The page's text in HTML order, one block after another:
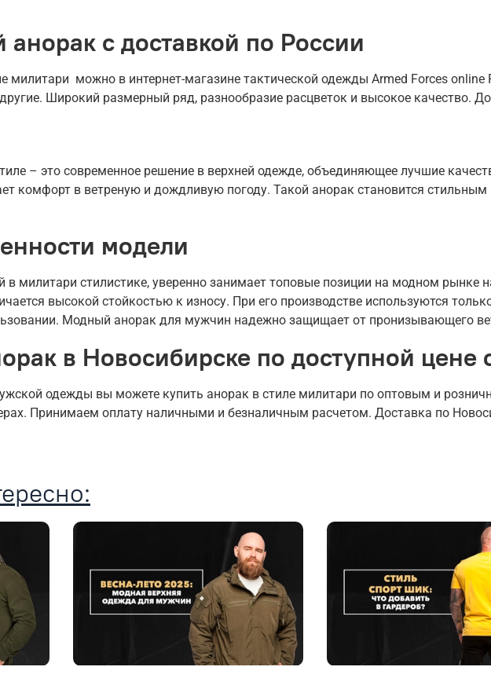
с доставкой по России
милитари можно в интернет-магазине тактической одежды Armed Forces
Широкий размерный ряд, разнообразие расцветок и высокое качество.
– это современное решение в верхней одежде, объединяющее лучшие
комфорт в ветреную и дождливую погоду. Такой анорак становится
модели
милитари стилистике, уверенно занимает топовые позиции на модном рынке
высокой стойкостью к износу. При его производстве используются
Модный анорак для мужчин надежно защищает от пронизывающего
в Новосибирске по доступной цене
одежды вы можете купить анорак в стиле милитари по оптовым и
Принимаем оплату наличными и безналичным расчетом. Доставка по